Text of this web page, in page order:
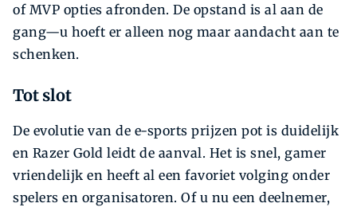
of MVP opties afronden. De opstand is al aan de
gang—u hoeft er alleen nog maar aandacht aan te
schenken.
Tot slot
De evolutie van de e-sports prijzen pot is duidelijk
en Razer Gold leidt de aanval. Het is snel, gamer
vriendelijk en heeft al een favoriet volging onder
spelers en organisatoren. Of u nu een deelnemer,